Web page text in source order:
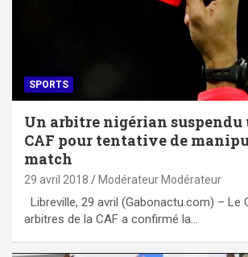
SPORTS
Un arbitre nigérian suspendu
CAF pour tentative de
match
29 avril 2018 Modérateur Modérateur
Libreville, 29 avril (Gabonactu.com) – Le
arbitres de la CAF a confirmé la…